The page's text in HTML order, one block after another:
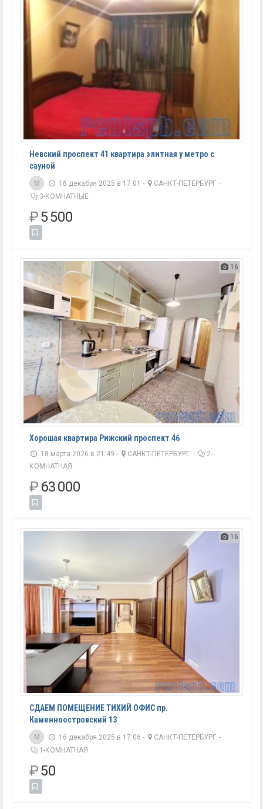
Невский проспект 41 квартира элитная у метро с
сауной
M 16 декабря 2025 в 17:01 - САНКТ-ПЕТЕРБУРГ -
3-КОМНАТНЫЕ
₽5 500
16
Хорошая квартира Рижский проспект 46
18 марта 2026 в 21:49 - САНКТ-ПЕТЕРБУРГ -
2-
КОМНАТНАЯ
₽ 63 000
16
СДАЕМ ПОМЕЩЕНИЕ ТИХИЙ ОФИС пр.
Каменноостровский 13
M 16 декабря 2025 в 17:06 - САНКТ-ПЕТЕРБУРГ -
1-КОМНАТНАЯ
₽50